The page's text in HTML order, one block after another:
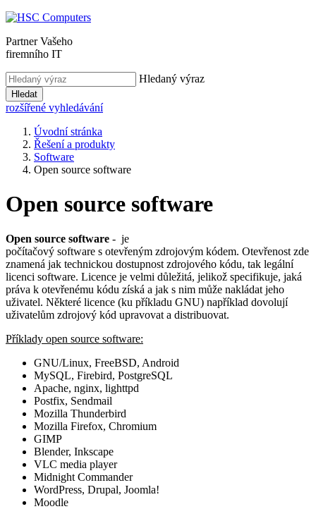
Partner Vašeho
firemního IT
Hledaný výraz
Hledat
rozšířené vyhledávání
Úvodní stránka
Řešení a produkty
Software
Open source software
Open source software
Open source software - je
počítačový software s otevřeným zdrojovým kódem. Otevřenost zde
znamená jak technickou dostupnost zdrojového kódu, tak legální
licenci software. Licence je velmi důležitá, jelikož specifikuje, jaká
práva k otevřenému kódu získá a jak s nim může nakládat jeho
uživatel. Některé licence (ku příkladu GNU) například dovolují
uživatelům zdrojový kód upravovat a distribuovat.
Příklady open source software:
GNU/Linux, FreeBSD, Android
MySQL, Firebird, PostgreSQL
Apache, nginx, lighttpd
Postfix, Sendmail
Mozilla Thunderbird
Mozilla Firefox, Chromium
GIMP
Blender, Inkscape
VLC media player
Midnight Commander
WordPress, Drupal, Joomla!
Moodle